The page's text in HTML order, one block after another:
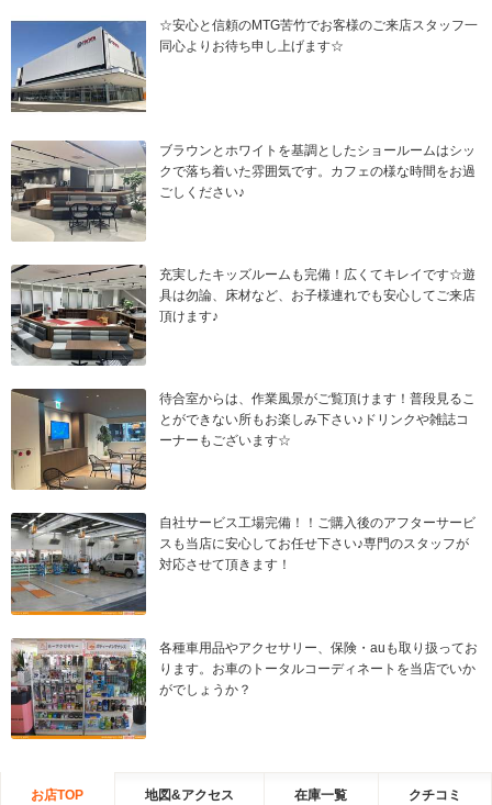
☆安心と信頼のMTG苦竹でお客様のご来店スタッフ一
同心よりお待ち申し上げます☆
ブラウンとホワイトを基調としたショールームはシッ
クで落ち着いた雰囲気です。カフェの様な時間をお過
ごしください♪
充実したキッズルームも完備！広くてキレイです☆遊
具は勿論、床材など、お子様連れでも安心してご来店
頂けます♪
待合室からは、作業風景がご覧頂けます！普段見るこ
とができない所もお楽しみ下さい♪ドリンクや雑誌コ
ーナーもございます☆
自社サービス工場完備！！ご購入後のアフターサービ
スも当店に安心してお任せ下さい♪専門のスタッフが
対応させて頂きます！
各種車用品やアクセサリー、保険・auも取り扱ってお
ります。お車のトータルコーディネートを当店でいか
がでしょうか？
お店TOP 地図&アクセス 在庫一覧 クチコミ